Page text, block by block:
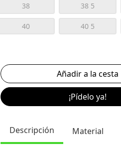
38 38 5
40 40 5
¡Pídelo ya!
Descripción Material